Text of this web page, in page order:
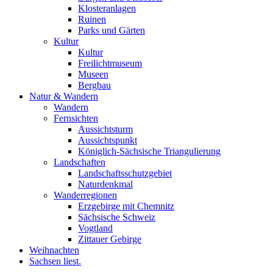
Klosteranlagen
Ruinen
Parks und Gärten
Kultur
Kultur
Freilichtmuseum
Museen
Bergbau
Natur & Wandern
Wandern
Fernsichten
Aussichtsturm
Aussichtspunkt
Königlich-Sächsische Triangulierung
Landschaften
Landschaftsschutzgebiet
Naturdenkmal
Wanderregionen
Erzgebirge mit Chemnitz
Sächsische Schweiz
Vogtland
Zittauer Gebirge
Weihnachten
Sachsen liest.